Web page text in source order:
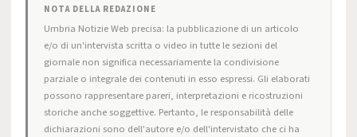
NOTA DELLA REDAZIONE
Umbria Notizie Web precisa: la pubblicazione di un articolo
e/o di un'intervista scritta o video in tutte le sezioni del
giornale non significa necessariamente la condivisione
parziale o integrale dei contenuti in esso espressi. Gli elaborati
possono rappresentare pareri, interpretazioni e ricostruzioni
storiche anche soggettive. Pertanto, le responsabilità delle
dichiarazioni sono dell'autore e/o dell'intervistato che ci ha